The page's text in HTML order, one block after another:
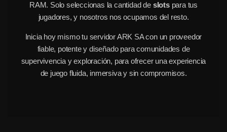
RAM. Solo seleccionas la cantidad de slotspara tus
jugadores, y nosotros nos ocupamos del resto.
Inicia hoy mismo tu servidor ARK SA con un proveedor
fiable, potente y diseñado para comunidades de
supervivencia y exploración, para ofrecer una experiencia
de juego fluida, inmersiva y sin compromisos.